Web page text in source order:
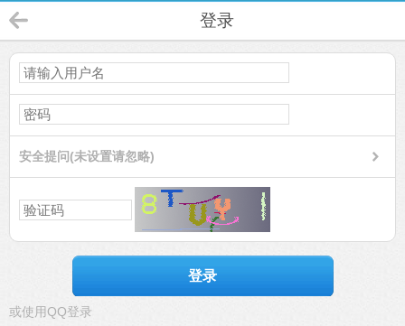
登录
安全提问(未设置请忽略)
登录
或使用QQ登录